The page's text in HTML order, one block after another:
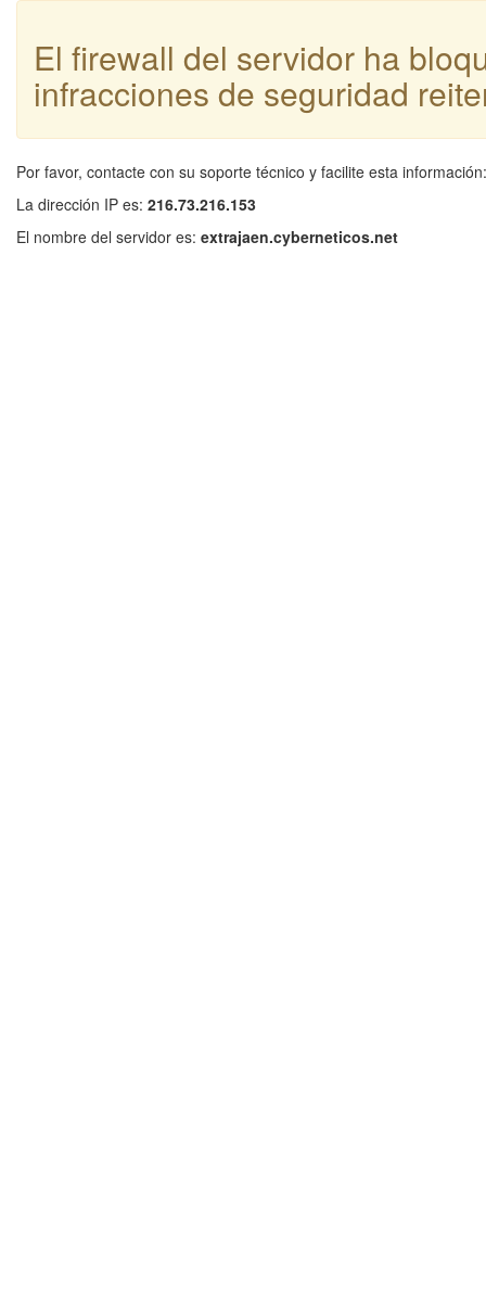
El firewall del servidor ha
infracciones de seguridad
Por favor, contacte con su soporte técnico y facilite esta información:
La dirección IP es: 216.73.216.153
El nombre del servidor es: extrajaen.cyberneticos.net